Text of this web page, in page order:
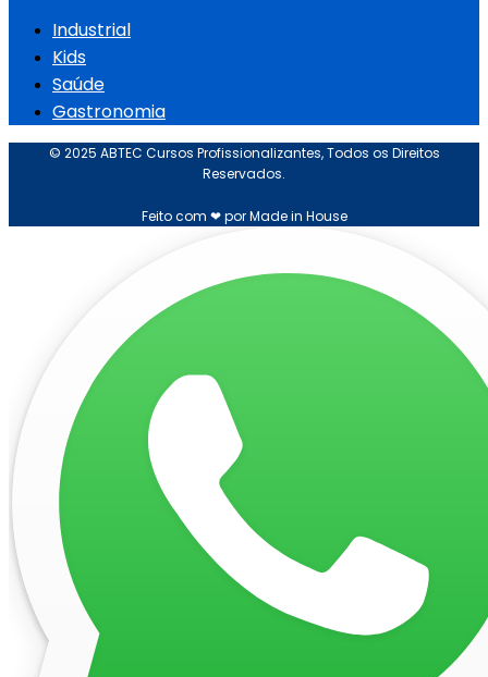
Industrial
Kids
Saúde
Gastronomia
© 2025 ABTEC Cursos Profissionalizantes, Todos os Direitos
Reservados.
Feito com ❤ por Made in House